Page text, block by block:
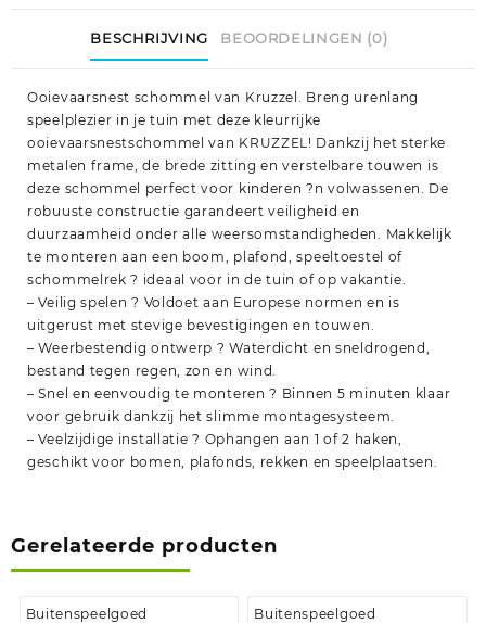
BESCHRIJVING BEOORDELINGEN (0)
Ooievaarsnest schommel van Kruzzel. Breng urenlang
speelplezier in je tuin met deze kleurrijke
ooievaarsnestschommel van KRUZZEL! Dankzij het sterke
metalen frame, de brede zitting en verstelbare touwen is
deze schommel perfect voor kinderen ?n volwassenen. De
robuuste constructie garandeert veiligheid en
duurzaamheid onder alle weersomstandigheden. Makkelijk
te monteren aan een boom, plafond, speeltoestel of
schommelrek ? ideaal voor in de tuin of op vakantie.
– Veilig spelen ? Voldoet aan Europese normen en is
uitgerust met stevige bevestigingen en touwen.
– Weerbestendig ontwerp ? Waterdicht en sneldrogend,
bestand tegen regen, zon en wind.
– Snel en eenvoudig te monteren ? Binnen 5 minuten klaar
voor gebruik dankzij het slimme montagesysteem.
– Veelzijdige installatie ? Ophangen aan 1 of 2 haken,
geschikt voor bomen, plafonds, rekken en speelplaatsen.
Gerelateerde producten
Buitenspeelgoed Buitenspeelgoed